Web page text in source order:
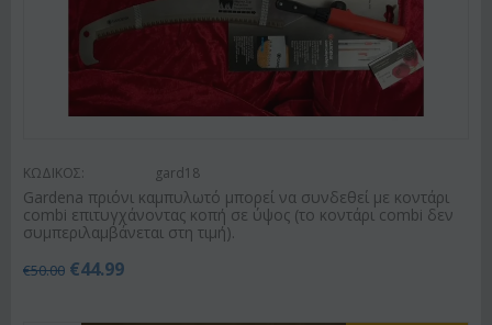
ΚΩΔΙΚΟΣ: gard18
Gardena πριόνι καμπυλωτό μπορεί να συνδεθεί με κοντάρι
combi επιτυγχάνοντας κοπή σε ύψος (το κοντάρι combi δεν
συμπεριλαμβάνεται στη τιμή).
€50.00 €44.99